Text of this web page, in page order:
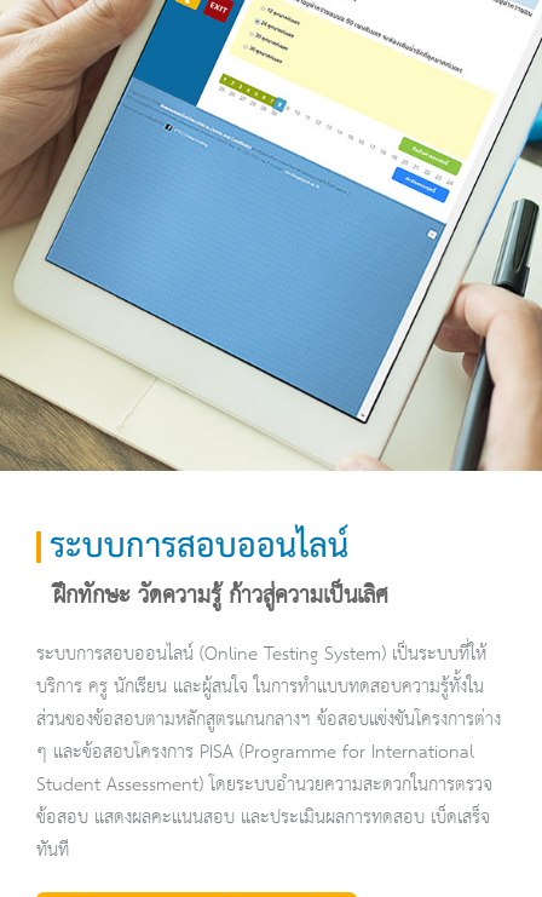
ระบบการสอบออนไลน์
ฝึกทักษะ วัดความรู้ ก้าวสู่ความเป็นเลิศ
ระบบการสอบออนไลน์ (Online Testing System) เป็นระบบที่ให้
บริการ ครู นักเรียน และผู้สนใจ ในการทำแบบทดสอบความรู้ทั้งใน
ส่วนของข้อสอบตามหลักสูตรแกนกลางฯ ข้อสอบแข่งขันโครงการต่าง
ๆ และข้อสอบโครงการ PISA (Programme for International
Student Assessment) โดยระบบอำนวยความสะดวกในการตรวจ
ข้อสอบ แสดงผลคะแนนสอบ และประเมินผลการทดสอบ เบ็ดเสร็จ
ทันที